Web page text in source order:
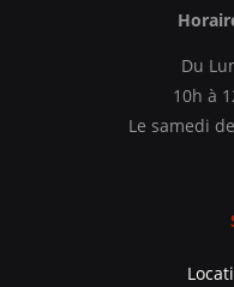
Du
10h à
Le samedi